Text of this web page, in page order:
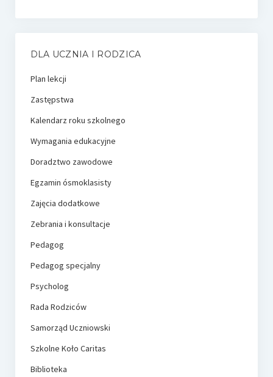
DLA UCZNIA I RODZICA
Plan lekcji
Zastępstwa
Kalendarz roku szkolnego
Wymagania edukacyjne
Doradztwo zawodowe
Egzamin ósmoklasisty
Zajęcia dodatkowe
Zebrania i konsultacje
Pedagog
Pedagog specjalny
Psycholog
Rada Rodziców
Samorząd Uczniowski
Szkolne Koło Caritas
Biblioteka